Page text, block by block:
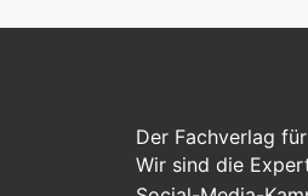
Der Fachverlag
Wir sind die